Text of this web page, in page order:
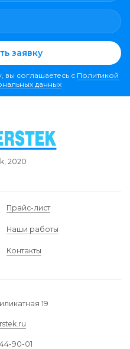
заявку
соглашаетесь с Политикой
данных
2020
Прайс-лист
Наши работы
Контакты
19
90-01